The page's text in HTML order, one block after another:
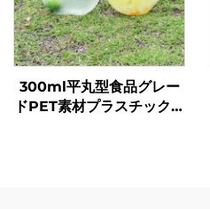
300ml平丸型食品グレー
ドPET素材プラスチック包